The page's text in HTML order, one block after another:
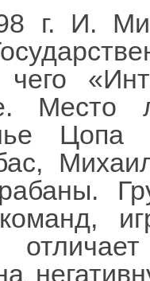
г. И.
Место
Цопа
команд,